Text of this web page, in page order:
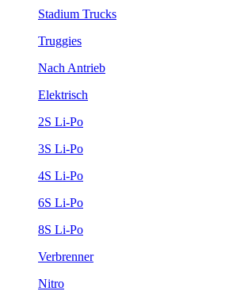
Stadium Trucks
Truggies
Nach Antrieb
Elektrisch
2S Li-Po
3S Li-Po
4S Li-Po
6S Li-Po
8S Li-Po
Verbrenner
Nitro